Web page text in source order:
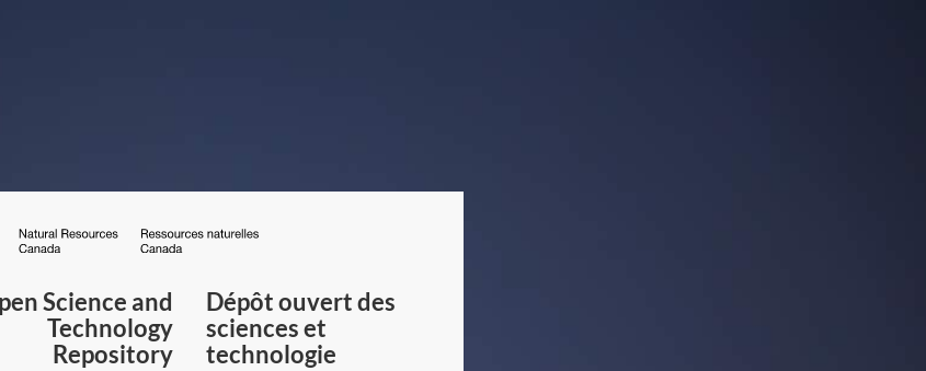
du
Canada
Science and
Technology
Repository
Dépôt ouvert des
sciences et
technologie